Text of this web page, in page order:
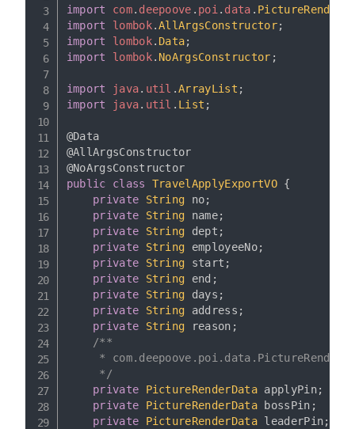
import com. deepoove . poi. data .
import
lombok.AllArgsConstructor;
import
lombok. Data;
import
lombok. NoArgsConstructor ;
import java. util .ArrayList ;
import
java. util . List ;
@Data
@AllArgsConstructor
@NoArgsConstructor
public
class TravelApplyExportVO {
private
String no;
private
String name;
private
String dept ;
private
String employeeNo;
private
String start ;
private
String end ;
private
String days ;
private
String address ;
private
String reason ;
/**
*
     */
private
PictureRenderData applyPin;
private
PictureRenderData bossPin ;
private
PictureRenderData leaderPin;